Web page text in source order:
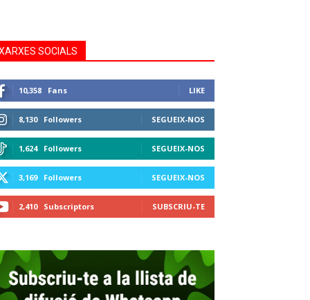
SOCIALS
10,358 Fans LIKE
8,130 Followers SEGUEIX-NOS
1,624 Followers SEGUEIX-NOS
3,169 Followers SEGUEIX-NOS
2,410 Subscriptors SUBSCRIU-TE